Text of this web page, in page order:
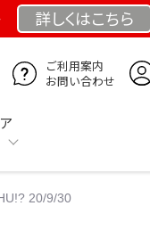
詳しくはこちら
ご利用案内
お問い合わせ
20/9/30